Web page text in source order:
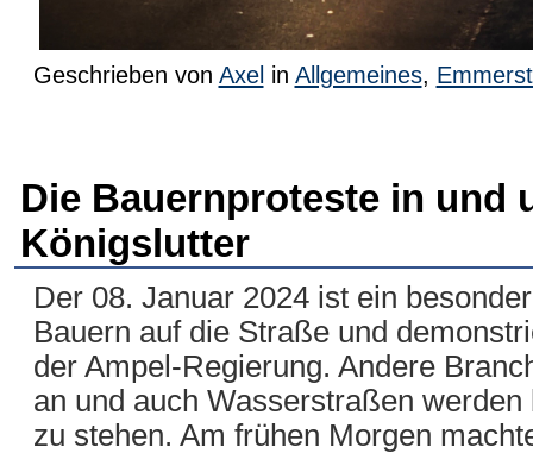
Geschrieben von Axel in Allgemeines,
Die Bauernproteste in und
Königslutter
Der 08. Januar 2024 ist ein
Bauern auf die Straße und
der Ampel-Regierung. Andere
an und auch Wasserstraßen
zu stehen. Am frühen Morgen